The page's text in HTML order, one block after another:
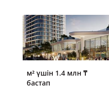
м² үшін 1.4 млн ₸
бастап